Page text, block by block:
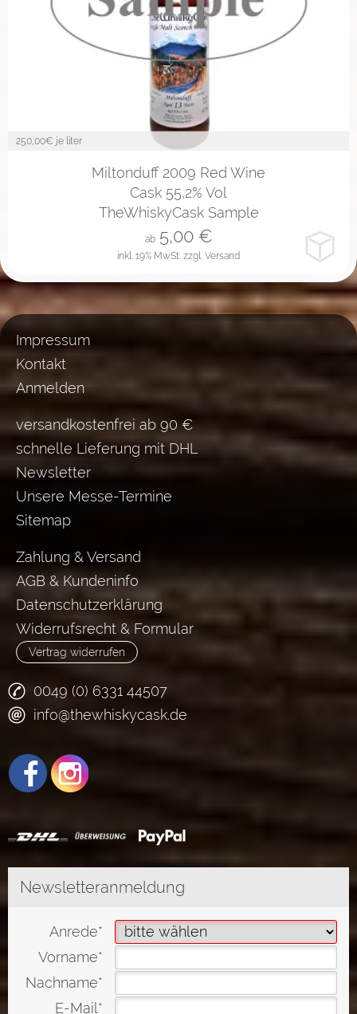
250,00€ je liter
Miltonduff 2009 Red Wine
Cask 55,2% Vol
TheWhiskyCask Sample
inkl. 19% MwSt. zzgl. Versand
ab 5,00€
Impressum
Kontakt
Anmelden
versandkostenfrei ab 90 €
schnelle Lieferung mit DHL
Newsletter
Unsere Messe-Termine
Sitemap
Zahlung & Versand
AGB & Kundeninfo
Datenschutzerklärung
Widerrufsrecht & Formular
Vertrag widerrufen
0049 (0) 6331 44507
info@thewhiskycask.de